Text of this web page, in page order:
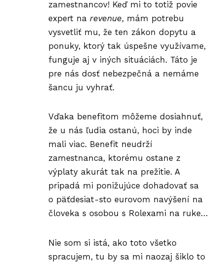
zamestnancov! Keď mi to totiž povie
expert na revenue, mám potrebu
vysvetliť mu, že ten zákon dopytu a
ponuky, ktorý tak úspešne využívame,
funguje aj v iných situáciách. Táto je
pre nás dosť nebezpečná a nemáme
šancu ju vyhrať.
Vďaka benefitom môžeme dosiahnuť,
že u nás ľudia ostanú, hoci by inde
mali viac. Benefit neudrží
zamestnanca, ktorému ostane z
výplaty akurát tak na prežitie. A
pripadá mi ponižujúce dohadovať sa
o päťdesiat-sto eurovom navýšení na
človeka s osobou s Rolexami na ruke…
Nie som si istá, ako toto všetko
spracujem, tu by sa mi naozaj šiklo to